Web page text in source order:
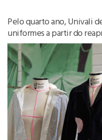
Pelo quarto ano, Univali
uniformes a partir do